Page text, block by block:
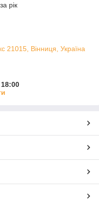
рік
21015, Вінниця, Україна